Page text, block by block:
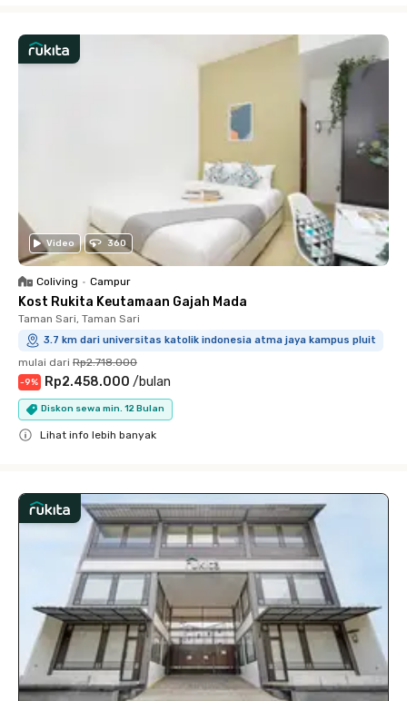
Video 360
Coliving • Campur
Kost Rukita Keutamaan Gajah Mada
Taman Sari, Taman Sari
3.7 km dari universitas katolik indonesia atma jaya kampus pluit
mulai dari Rp2.718.000
-9% Rp2.458.000 /bulan
Diskon sewa min. 12 Bulan
Lihat info lebih banyak